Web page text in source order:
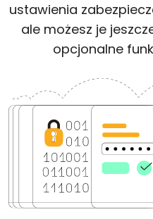
ustawienia
ale możesz je
opcjonalne
Dostęp bez nadzoru
Wsparcie dla Active
Konfiguracja MSI
Chmura i lokalnie